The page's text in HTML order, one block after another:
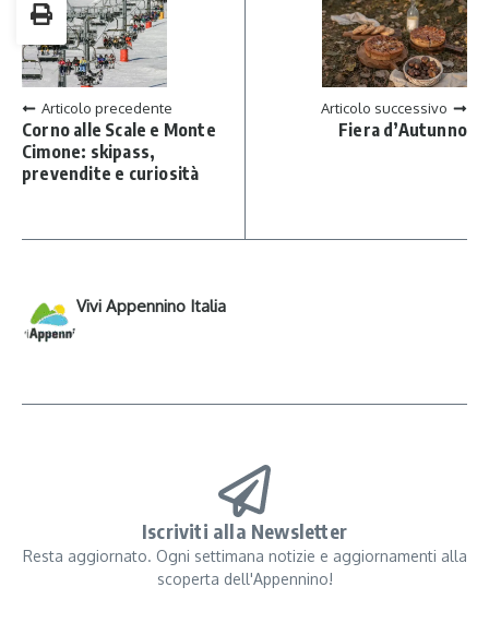
Articolo precedente
Corno alle Scale e Monte
Cimone: skipass,
prevendite e curiosità
Articolo successivo
Fiera d’Autunno
Vivi Appennino Italia
Iscriviti alla Newsletter
Resta aggiornato. Ogni settimana notizie e aggiornamenti alla
scoperta dell'Appennino!